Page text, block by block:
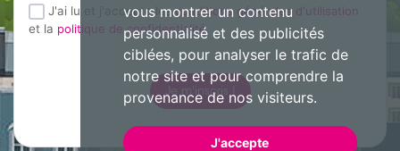
vous montrer un contenu
personnalisé et des publicités
ciblées, pour analyser le trafic de
notre site et pour comprendre la
provenance de nos visiteurs.
J'accepte
J'ai lu et j'accepte lesconditions générales d'utilisation
et la politique de confidentialité
Je m'inscris !